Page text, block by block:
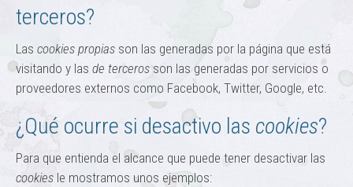
terceros?
Las cookies propias son las generadas por la página que está
visitando y las de terceros son las generadas por servicios o
proveedores externos como Facebook, Twitter, Google, etc.
¿Qué ocurre si desactivo las cookies?
Para que entienda el alcance que puede tener desactivar las
cookies le mostramos unos ejemplos: